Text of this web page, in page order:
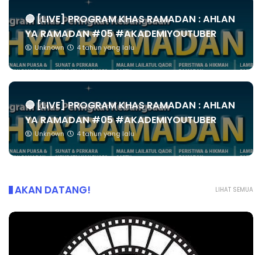
🔴 [LIVE] PROGRAM KHAS RAMADAN : AHLAN
YA RAMADAN #05 #AKADEMIYOUTUBER
Unknown 4 tahun yang lalu
🔴 [LIVE] PROGRAM KHAS RAMADAN : AHLAN
YA RAMADAN #05 #AKADEMIYOUTUBER
Unknown 4 tahun yang lalu
LIHAT SEMUA
AKAN DATANG!